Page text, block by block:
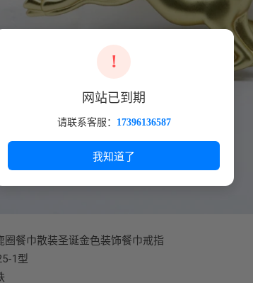
圈餐巾散装圣诞金色装饰餐巾戒指
1型
!
网站已到期
请联系客服： 17396136587
我知道了